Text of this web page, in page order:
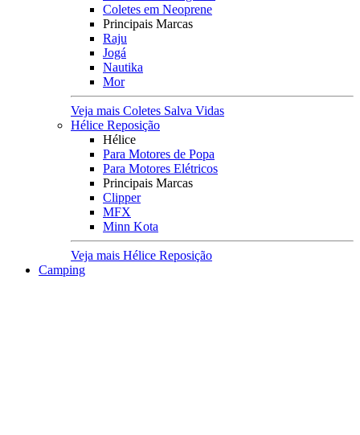
Coletes em Neoprene
Principais Marcas
Raju
Jogá
Nautika
Mor
Veja mais Coletes Salva Vidas
Hélice Reposição
Hélice
Para Motores de Popa
Para Motores Elétricos
Principais Marcas
Clipper
MFX
Minn Kota
Veja mais Hélice Reposição
Camping